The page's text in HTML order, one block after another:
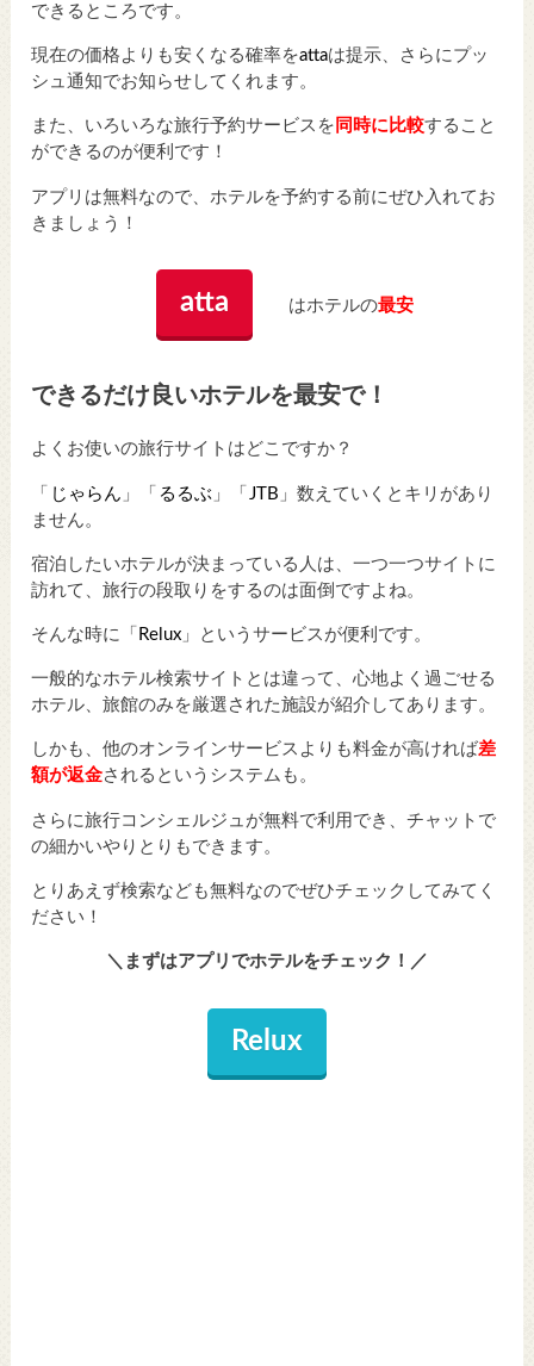
できるところです。
現在の価格よりも安くなる確率をattaは提示、さらにプッ
シュ通知でお知らせしてくれます。
また、いろいろな旅行予約サービスを 同時に比較すること
ができるのが便利です！
アプリは無料なので、ホテルを予約する前にぜひ入れてお
きましょう！
atta はホテルの最安
できるだけ良いホテルを最安で！
よくお使いの旅行サイトはどこですか？
「 じゃらん 」「 るるぶ 」「 JTB 」数えていくとキリがあり
ません。
宿泊したいホテルが決まっている人は、一つ一つサイトに
訪れて、旅行の段取りをするのは面倒ですよね。
そんな時に「 Relux 」というサービスが便利です。
一般的なホテル検索サイトとは違って、心地よく過ごせる
ホテル、旅館のみを厳選された施設が紹介してあります。
しかも、他のオンラインサービスよりも料金が高ければ差
額が返金されるというシステムも。
さらに旅行コンシェルジュが無料で利用でき、チャットで
の細かいやりとりもできます。
とりあえず検索なども無料なのでぜひチェックしてみてく
ださい！
＼まずはアプリでホテルをチェック！／
Relux